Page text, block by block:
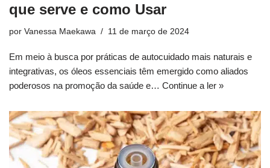
que serve e como Usar
por Vanessa Maekawa 11 de março de 2024
Em meio à busca por práticas de autocuidado mais naturais e
integrativas, os óleos essenciais têm emergido como aliados
poderosos na promoção da saúde e… Continue a ler »